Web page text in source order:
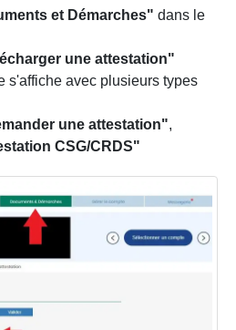
et Démarches" dans le
une attestation"
s'affiche avec plusieurs types
une attestation",
CSG/CRDS"